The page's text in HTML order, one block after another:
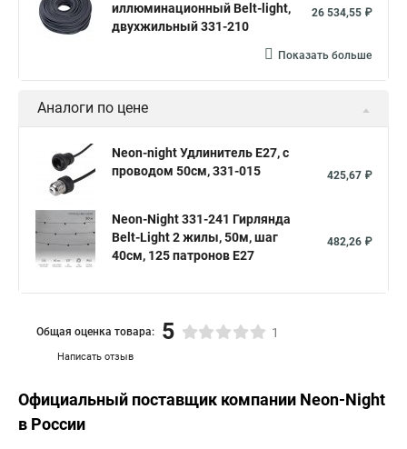
иллюминационный Belt-light,
двухжильный 331-210
26 534,55 ₽
Показать больше
Аналоги по цене
Neon-night Удлинитель E27, с
проводом 50см, 331-015
425,67 ₽
Neon-Night 331-241 Гирлянда
Belt-Light 2 жилы, 50м, шаг
40см, 125 патронов E27
482,26 ₽
Написать отзыв
Общая оценка товара: 5 1
Официальный поставщик компании Neon-Night
в России